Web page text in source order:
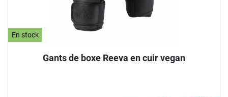
En stock
Gants de boxe Reeva en cuir vegan